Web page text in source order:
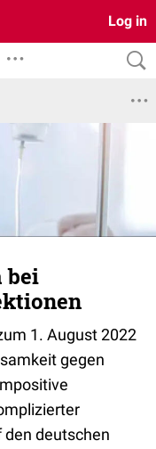
Log in
bei
1. August 2022
gegen
deutschen